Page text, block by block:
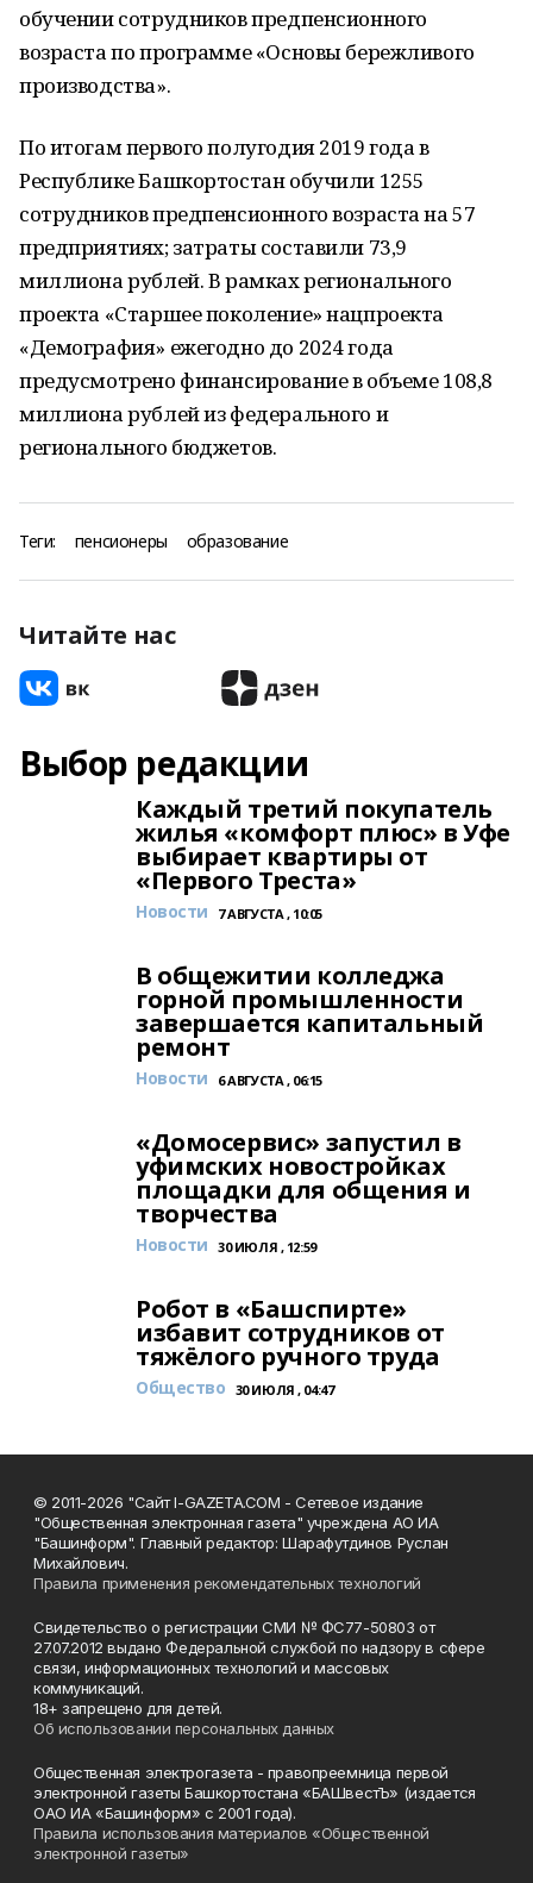
обучении сотрудников предпенсионного
возраста по программе «Основы бережливого
производства».
По итогам первого полугодия 2019 года в
Республике Башкортостан обучили 1255
сотрудников предпенсионного возраста на 57
предприятиях; затраты составили 73,9
миллиона рублей. В рамках регионального
проекта «Старшее поколение» нацпроекта
«Демография» ежегодно до 2024 года
предусмотрено финансирование в объеме 108,8
миллиона рублей из федерального и
регионального бюджетов.
Теги: пенсионеры образование
Читайте нас
Выбор редакции
Каждый третий покупатель
жилья «комфорт плюс» в Уфе
выбирает квартиры от
«Первого Треста»
Новости 7 АВГУСТА , 10:05
В общежитии колледжа
горной промышленности
завершается капитальный
ремонт
Новости 6 АВГУСТА , 06:15
«Домосервис» запустил в
уфимских новостройках
площадки для общения и
творчества
Новости 30 ИЮЛЯ , 12:59
Робот в «Башспирте»
избавит сотрудников от
тяжёлого ручного труда
Общество 30 ИЮЛЯ , 04:47
© 2011-2026 "Сайт I-GAZETA.COM - Сетевое издание
"Общественная электронная газета" учреждена АО ИА
"Башинформ". Главный редактор: Шарафутдинов Руслан
Михайлович.
Правила применения рекомендательных технологий
Свидетельство о регистрации СМИ № ФС77-50803 от
27.07.2012 выдано Федеральной службой по надзору в сфере
связи, информационных технологий и массовых
коммуникаций.
18+ запрещено для детей.
Об использовании персональных данных
Общественная электрогазета - правопреемница первой
электронной газеты Башкортостана «БАШвестЪ» (издается
ОАО ИА «Башинформ» с 2001 года).
Правила использования материалов «Общественной
электронной газеты»